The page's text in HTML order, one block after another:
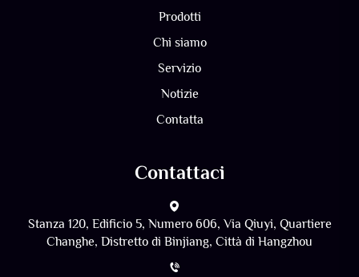
Prodotti
Chi siamo
Servizio
Notizie
Contatta
Contattaci
Stanza 120, Edificio 5, Numero 606, Via Qiuyi, Quartiere
Changhe, Distretto di Binjiang, Città di Hangzhou